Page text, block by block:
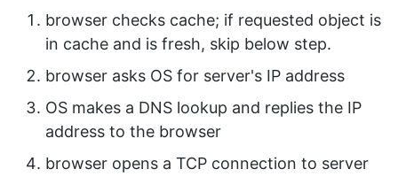
browser checks cache; if requested object is
in cache and is fresh, skip below step.
browser asks OS for server's IP address
OS makes a DNS lookup and replies the IP
address to the browser
browser opens a TCP connection to server